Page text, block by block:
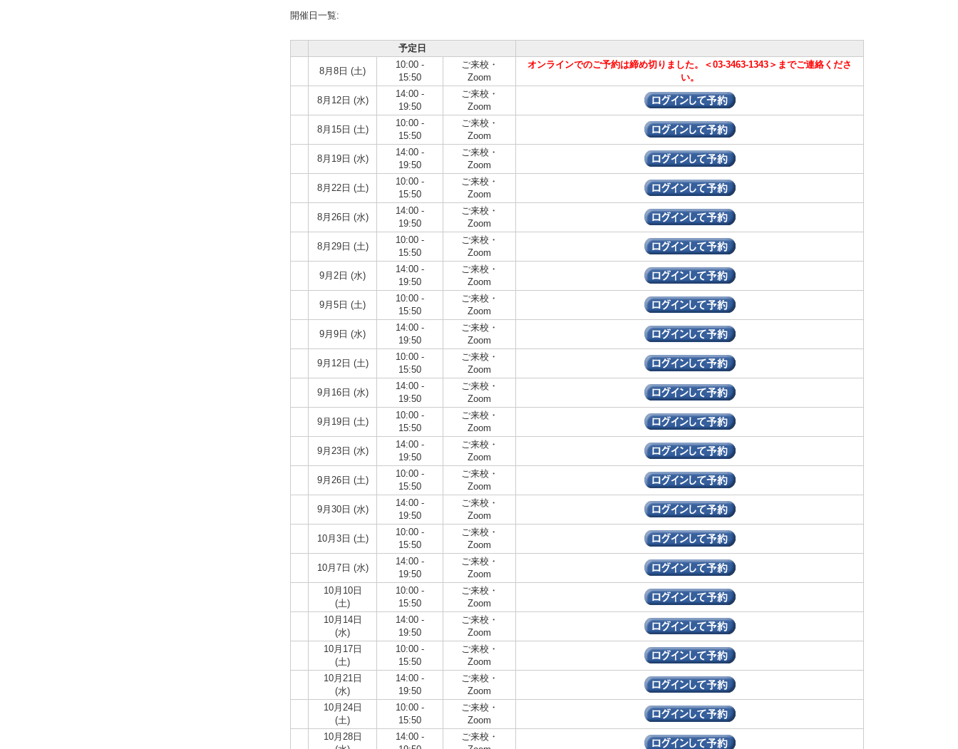
開催日一覧:
予定日
8月8日 (土)
10:00 -
15:50
ご来校・
Zoom
オンラインでのご予約は締め切りました。＜03-3463-1343＞までご連絡くださ
い。
8月12日 (水)
14:00 -
19:50
ご来校・
Zoom
8月15日 (土)
10:00 -
15:50
ご来校・
Zoom
8月19日 (水)
14:00 -
19:50
ご来校・
Zoom
8月22日 (土)
10:00 -
15:50
ご来校・
Zoom
8月26日 (水)
14:00 -
19:50
ご来校・
Zoom
8月29日 (土)
10:00 -
15:50
ご来校・
Zoom
9月2日 (水)
14:00 -
19:50
ご来校・
Zoom
9月5日 (土)
10:00 -
15:50
ご来校・
Zoom
9月9日 (水)
14:00 -
19:50
ご来校・
Zoom
9月12日 (土)
10:00 -
15:50
ご来校・
Zoom
9月16日 (水)
14:00 -
19:50
ご来校・
Zoom
9月19日 (土)
10:00 -
15:50
ご来校・
Zoom
9月23日 (水)
14:00 -
19:50
ご来校・
Zoom
9月26日 (土)
10:00 -
15:50
ご来校・
Zoom
9月30日 (水)
14:00 -
19:50
ご来校・
Zoom
10月3日 (土)
10:00 -
15:50
ご来校・
Zoom
10月7日 (水)
14:00 -
19:50
ご来校・
Zoom
10月10日
(土)
10:00 -
15:50
ご来校・
Zoom
10月14日
(水)
14:00 -
19:50
ご来校・
Zoom
10月17日
(土)
10:00 -
15:50
ご来校・
Zoom
10月21日
(水)
14:00 -
19:50
ご来校・
Zoom
10月24日
(土)
10:00 -
15:50
ご来校・
Zoom
10月28日
14:00 -
ご来校・